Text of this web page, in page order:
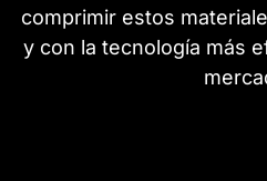
comprimir estos
y con la tecnología más